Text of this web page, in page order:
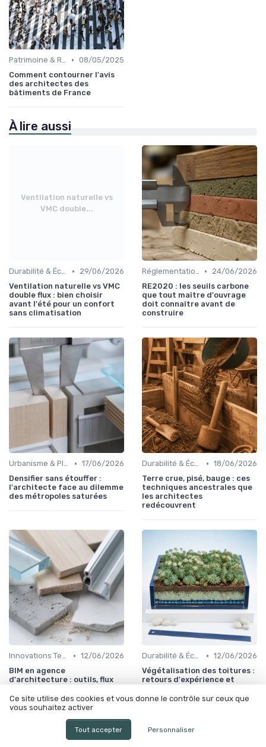
Patrimoine & Rénovation • 08/05/2025
Comment contourner l'avis
des architectes des
bâtiments de France
À lire aussi
Ventilation naturelle vs
VMC double...
Durabilité & Écologie •
29/06/2026
Ventilation naturelle vs VMC
double flux : bien choisir
avant l'été pour un confort
sans climatisation
Réglementations & Normes •
24/06/2026
RE2020 : les seuils carbone
que tout maître d'ouvrage
doit connaître avant de
construire
Urbanisme & Planification • 17/06/2026
Densifier sans étouffer :
l'architecte face au dilemme
des métropoles saturées
Durabilité & Écologie • 18/06/2026
Terre crue, pisé, bauge : ces
techniques ancestrales que
les architectes
redécouvrent
Innovations Technologiques • 12/06/2026
BIM en agence
d'architecture : outils, flux
investissement
Durabilité & Écologie • 12/06/2026
Végétalisation des toitures :
retours d'expérience et
cinq ans
Ce site utilise des cookies et vous donne le contrôle sur ceux que
vous souhaitez activer
Tout accepter Personnaliser